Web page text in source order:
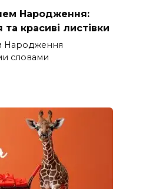
Народження:
красиві листівки
Народження
словами